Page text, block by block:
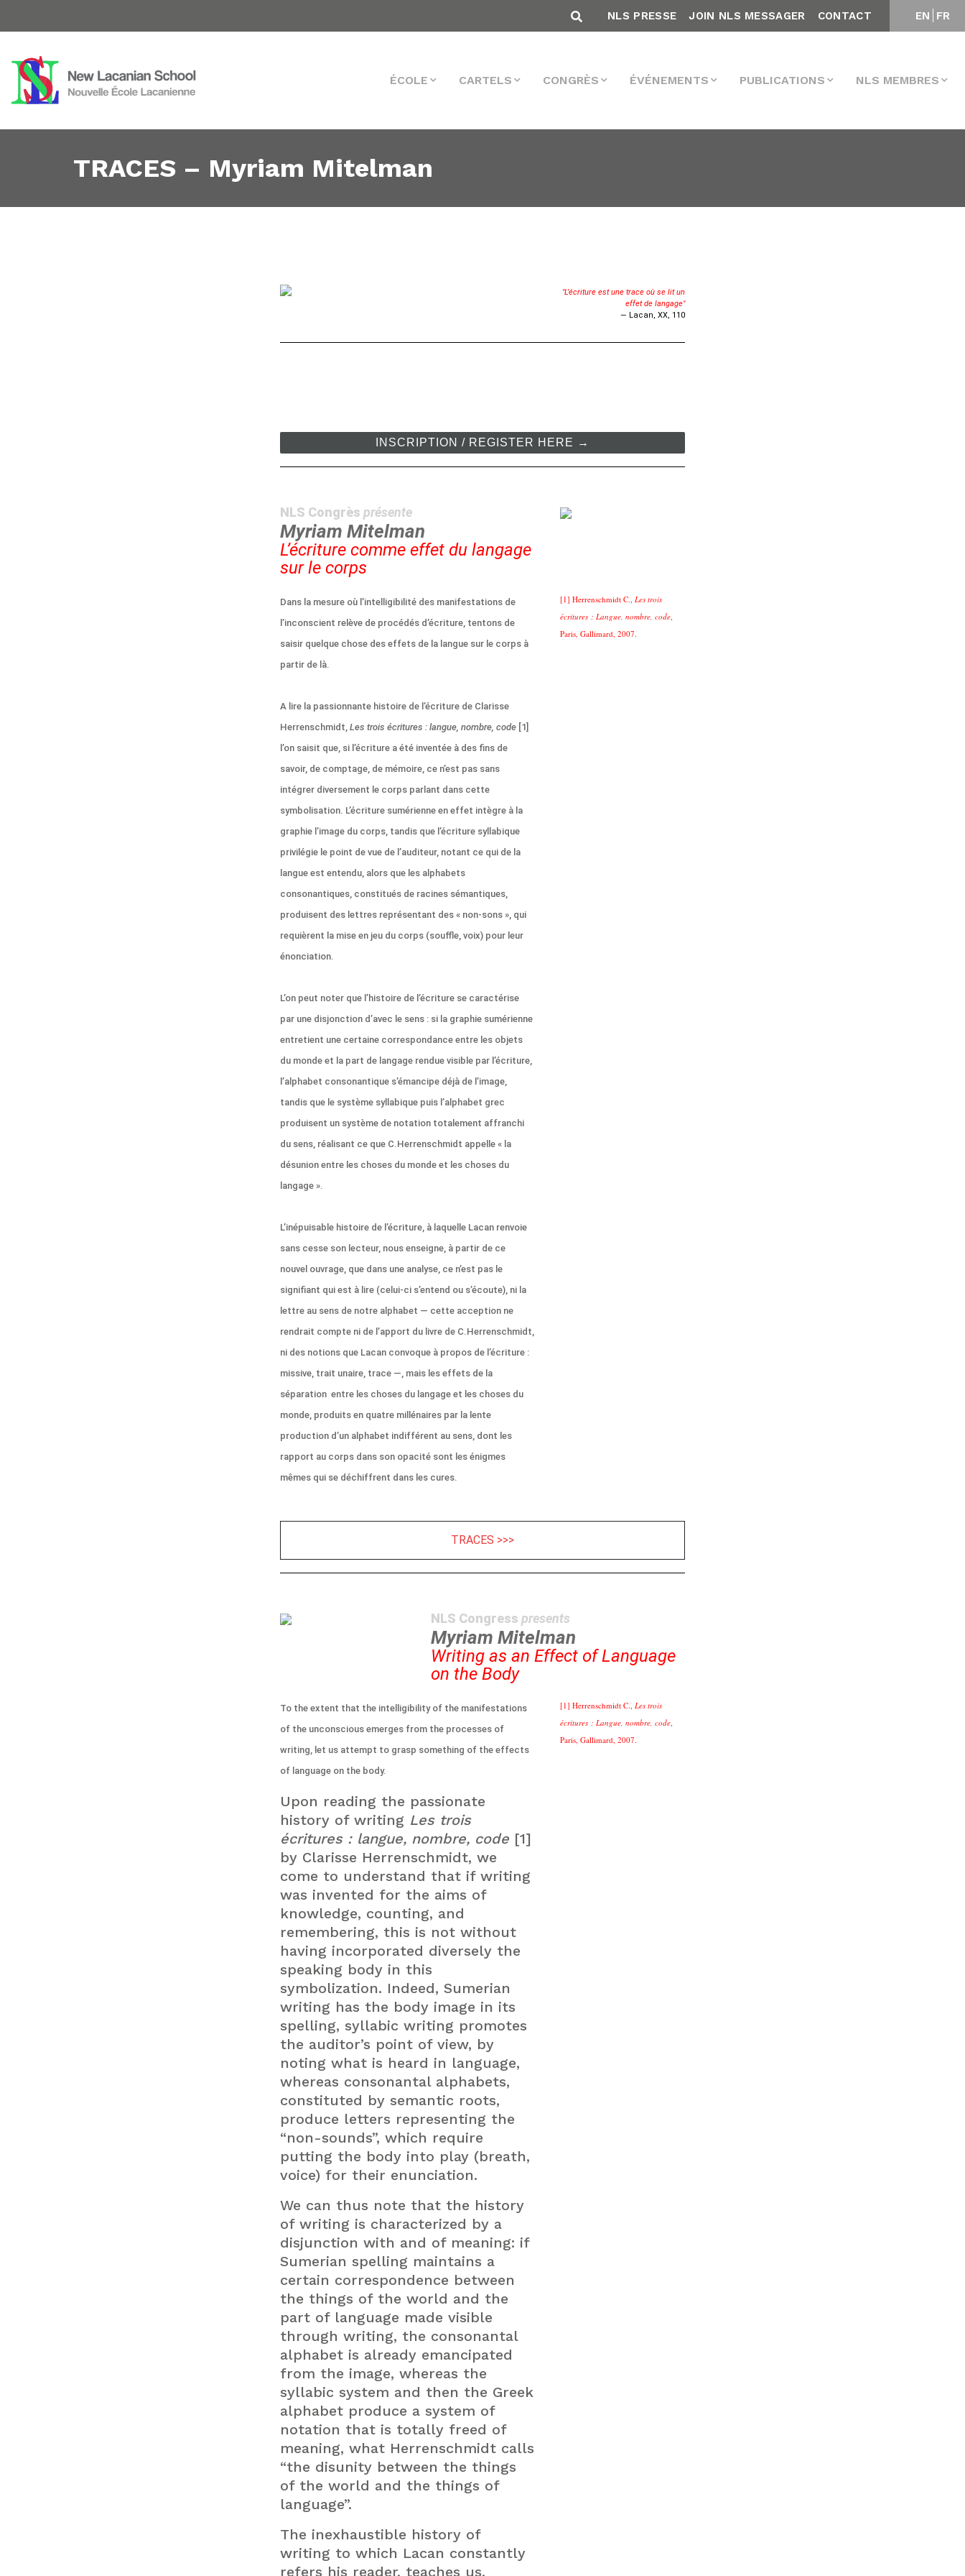
EN FR
NLS PRESSE JOIN NLS MESSAGER CONTACT
ÉCOLE CARTELS CONGRÈS ÉVÉNEMENTS PUBLICATIONS NLS MEMBRES
TRACES – Myriam Mitelman
"L’écriture est une trace où se lit un
effet de langage"
— Lacan, XX, 110
INSCRIPTION / REGISTER HERE →
NLS Congrès présente
Myriam Mitelman
L’écriture comme effet du langage
sur le corps
Dans la mesure où l’intelligibilité des manifestations de
l’inconscient relève de procédés d’écriture, tentons de
saisir quelque chose des effets de la langue sur le corps à
partir de là.
A lire la passionnante histoire de l’écriture de Clarisse
Herrenschmidt, Les trois écritures : langue, nombre, code [1]
l’on saisit que, si l’écriture a été inventée à des fins de
savoir, de comptage, de mémoire, ce n’est pas sans
intégrer diversement le corps parlant dans cette
symbolisation. L’écriture sumérienne en effet intègre à la
graphie l’image du corps, tandis que l’écriture syllabique
privilégie le point de vue de l’auditeur, notant ce qui de la
langue est entendu, alors que les alphabets
consonantiques, constitués de racines sémantiques,
produisent des lettres représentant des « non-sons », qui
requièrent la mise en jeu du corps (souffle, voix) pour leur
énonciation.
L’on peut noter que l’histoire de l’écriture se caractérise
par une disjonction d’avec le sens : si la graphie sumérienne
entretient une certaine correspondance entre les objets
du monde et la part de langage rendue visible par l’écriture,
l’alphabet consonantique s’émancipe déjà de l’image,
tandis que le système syllabique puis l’alphabet grec
produisent un système de notation totalement affranchi
du sens, réalisant ce que C.Herrenschmidt appelle « la
désunion entre les choses du monde et les choses du
langage ».
L’inépuisable histoire de l’écriture, à laquelle Lacan renvoie
sans cesse son lecteur, nous enseigne, à partir de ce
nouvel ouvrage, que dans une analyse, ce n’est pas le
signifiant qui est à lire (celui-ci s’entend ou s’écoute), ni la
lettre au sens de notre alphabet — cette acception ne
rendrait compte ni de l’apport du livre de C.Herrenschmidt,
ni des notions que Lacan convoque à propos de l’écriture :
missive, trait unaire, trace —, mais les effets de la
séparation entre les choses du langage et les choses du
monde, produits en quatre millénaires par la lente
production d’un alphabet indifférent au sens, dont les
rapport au corps dans son opacité sont les énigmes
mêmes qui se déchiffrent dans les cures.
[1] Herrenschmidt C., Les trois
écritures : Langue, nombre, code,
Paris, Gallimard, 2007.
TRACES >>>
NLS Congress presents
Myriam Mitelman
Writing as an Effect of Language
on the Body
To the extent that the intelligibility of the manifestations
of the unconscious emerges from the processes of
writing, let us attempt to grasp something of the effects
of language on the body.
Upon reading the passionate
history of writing Les trois
écritures : langue, nombre, code [1]
by Clarisse Herrenschmidt, we
come to understand that if writing
was invented for the aims of
knowledge, counting, and
remembering, this is not without
having incorporated diversely the
speaking body in this
symbolization. Indeed, Sumerian
writing has the body image in its
spelling, syllabic writing promotes
the auditor’s point of view, by
noting what is heard in language,
whereas consonantal alphabets,
constituted by semantic roots,
produce letters representing the
“non-sounds”, which require
putting the body into play (breath,
voice) for their enunciation.
We can thus note that the history
of writing is characterized by a
disjunction with and of meaning: if
Sumerian spelling maintains a
certain correspondence between
the things of the world and the
part of language made visible
through writing, the consonantal
alphabet is already emancipated
from the image, whereas the
syllabic system and then the Greek
alphabet produce a system of
notation that is totally freed of
meaning, what Herrenschmidt calls
“the disunity between the things
of the world and the things of
language”.
The inexhaustible history of
writing to which Lacan constantly
refers his reader, teaches us,
[1] Herrenschmidt C., Les trois
écritures : Langue, nombre, code,
Paris, Gallimard, 2007.